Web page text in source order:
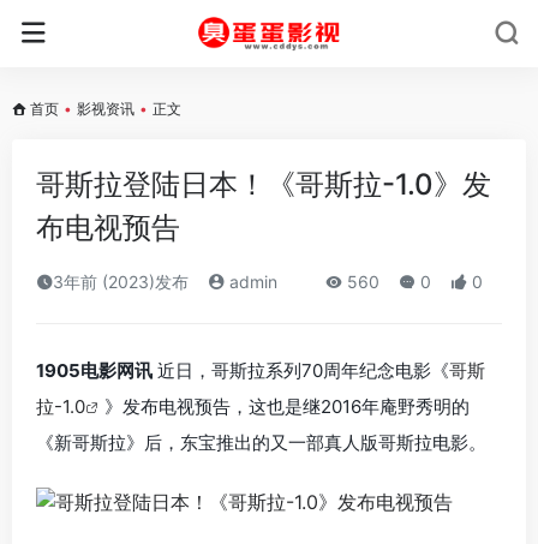
首页 • 影视资讯 • 正文
哥斯拉登陆日本！《哥斯拉-1.0》发
布电视预告
3年前 (2023)发布 admin 560 0 0
1905电影网讯 近日，哥斯拉系列70周年纪念电影《哥斯
拉-1.0
》发布电视预告，这也是继2016年庵野秀明的
《新哥斯拉》后，东宝推出的又一部真人版哥斯拉电影。